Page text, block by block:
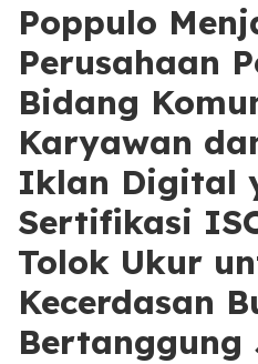
Poppulo
Perusahaan
Bidang
Karyawan
Iklan Digital
Sertifikasi
Tolok Ukur
Kecerdasan
Bertanggung